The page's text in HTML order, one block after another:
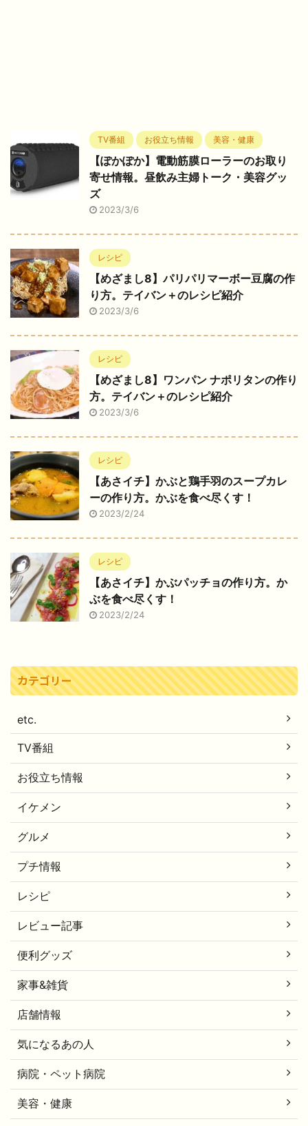
TV番組 お役立ち情報 美容・健康
【ぽかぽか】電動筋膜ローラーのお取り
寄せ情報。昼飲み主婦トーク・美容グッ
ズ
2023/3/6
レシピ
【めざまし8】パリパリマーボー豆腐の作
り方。テイバン＋のレシピ紹介
2023/3/6
レシピ
【めざまし8】ワンパン ナポリタンの作り
方。テイバン＋のレシピ紹介
2023/3/6
レシピ
【あさイチ】かぶと鶏手羽のスープカレ
ーの作り方。かぶを食べ尽くす！
2023/2/24
レシピ
【あさイチ】かぶパッチョの作り方。か
ぶを食べ尽くす！
2023/2/24
カテゴリー
etc.
TV番組
お役立ち情報
イケメン
グルメ
プチ情報
レシピ
レビュー記事
便利グッズ
家事&雑貨
店舗情報
気になるあの人
病院・ペット病院
美容・健康